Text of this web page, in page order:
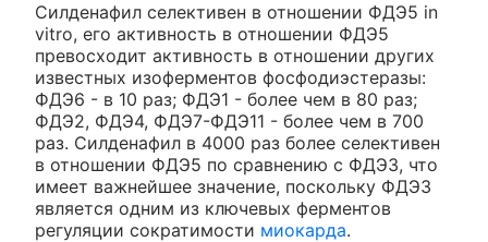
Силденафил селективен в отношении ФДЭ5 in
vitro, его активность в отношении ФДЭ5
превосходит активность в отношении других
известных изоферментов фосфодиэстеразы:
ФДЭ6 - в 10 раз; ФДЭ1 - более чем в 80 раз;
ФДЭ2, ФДЭ4, ФДЭ7-ФДЭ11 - более чем в 700
раз. Силденафил в 4000 раз более селективен
в отношении ФДЭ5 по сравнению с ФДЭ3, что
имеет важнейшее значение, поскольку ФДЭ3
является одним из ключевых ферментов
регуляции сократимости миокарда.